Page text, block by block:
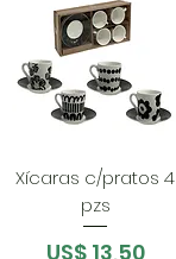
Xícaras c/pratos 4
pzs
Preço
US$ 13,50